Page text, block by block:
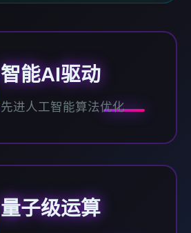
智能AI驱动
先进人工智能算法优化
量子级运算